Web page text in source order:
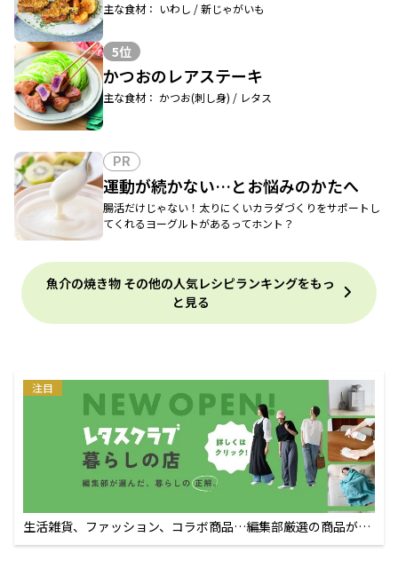
主な食材： いわし / 新じゃがいも
5位
かつおのレアステーキ
主な食材： かつお(刺し身) / レタス
PR
運動が続かない…とお悩みのかたへ
腸活だけじゃない！太りにくいカラダづくりをサポートし
てくれるヨーグルトがあるってホント？
魚介の焼き物 その他の人気レシピランキングをもっ
と見る
注目
生活雑貨、ファッション、コラボ商品…編集部厳選の商品が買
えるECサイト